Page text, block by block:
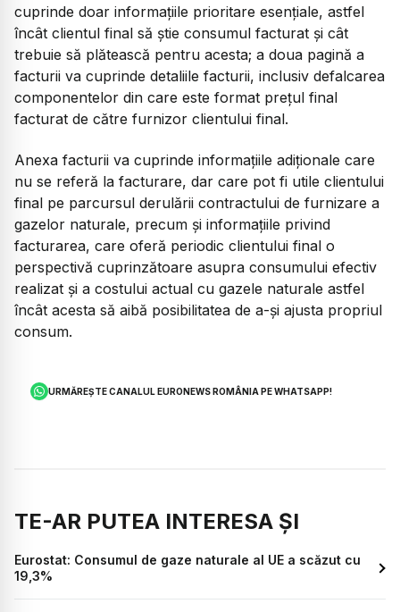
cuprinde doar informaţiile prioritare esenţiale, astfel
încât clientul final să ştie consumul facturat şi cât
trebuie să plătească pentru acesta; a doua pagină a
facturii va cuprinde detaliile facturii, inclusiv defalcarea
componentelor din care este format preţul final
facturat de către furnizor clientului final.
Anexa facturii va cuprinde informaţiile adiţionale care
nu se referă la facturare, dar care pot fi utile clientului
final pe parcursul derulării contractului de furnizare a
gazelor naturale, precum şi informaţiile privind
facturarea, care oferă periodic clientului final o
perspectivă cuprinzătoare asupra consumului efectiv
realizat şi a costului actual cu gazele naturale astfel
încât acesta să aibă posibilitatea de a-şi ajusta propriul
consum.
URMĂREȘTE CANALUL EURONEWS ROMÂNIA PE WHATSAPP!
TE-AR PUTEA INTERESA ȘI
Eurostat: Consumul de gaze naturale al UE a scăzut cu
19,3%